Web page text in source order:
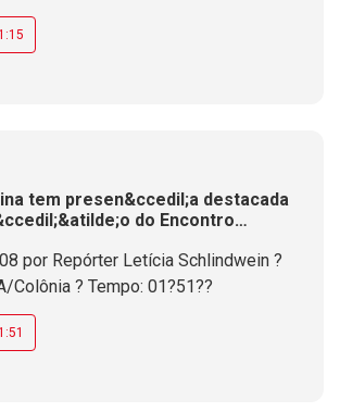
tem presen&ccedil;a destacada
do Encontro
por Repórter Letícia Schlindwein ?
Colônia ? Tempo: 01?51??